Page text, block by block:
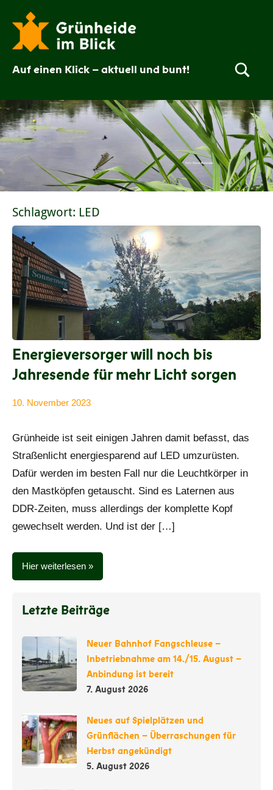
Inhalt
springen
Grünheide
im
Blick
Auf einen Klick – aktuell und bunt!
Schlagwort: LED
Energieversorger will noch bis
Jahresende für mehr Licht sorgen
10. November 2023
Grünheide ist seit einigen Jahren damit befasst, das
Straßenlicht energiesparend auf LED umzurüsten.
Dafür werden im besten Fall nur die Leuchtkörper in
den Mastköpfen getauscht. Sind es Laternen aus
DDR-Zeiten, muss allerdings der komplette Kopf
gewechselt werden. Und ist der […]
Hier weiterlesen
Letzte Beiträge
Neuer Bahnhof Fangschleuse –
Inbetriebnahme am 14./15. August –
Anbindung ist bereit
7. August 2026
Neues auf Spielplätzen und
Grünflächen – Überraschungen für
Herbst angekündigt
5. August 2026